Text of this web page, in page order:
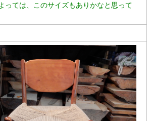
っては、このサイズもありかなと思って